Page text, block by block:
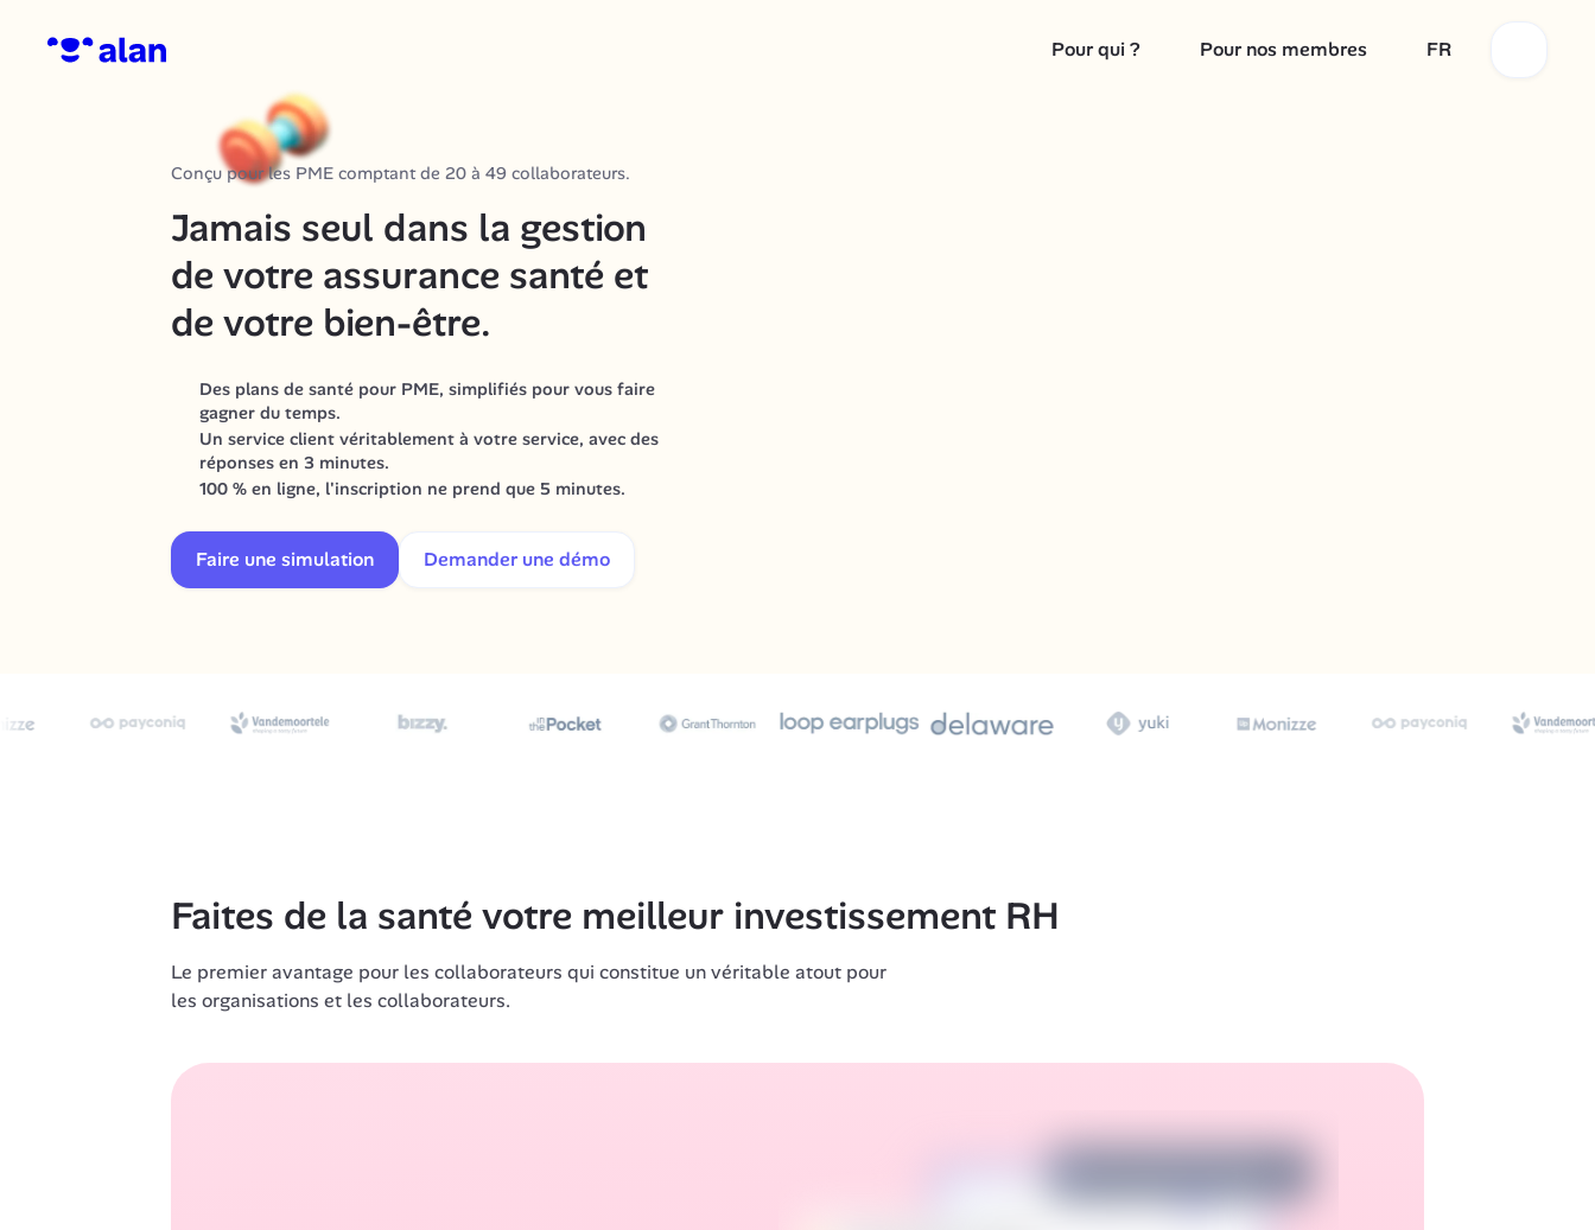
Pour qui ? Pour nos membres FR
Conçu pour les PME comptant de 20 à 49 collaborateurs.
Jamais seul dans la gestion
de votre assurance santé et
de votre bien-être.
Des plans de santé pour PME, simplifiés pour vous faire
gagner du temps.
Un service client véritablement à votre service, avec des
réponses en 3 minutes.
100 % en ligne, l'inscription ne prend que 5 minutes.
Faire une simulation Demander une démo
Faites de la santé votre meilleur investissement RH
Le premier avantage pour les collaborateurs qui constitue un véritable atout pour
les organisations et les collaborateurs.